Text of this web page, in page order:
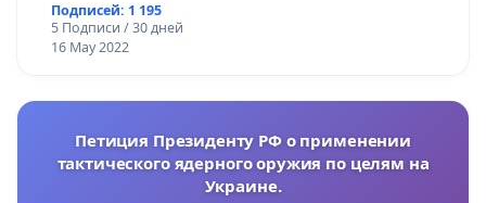
Подписей: 1 195
5 Подписи / 30 дней
16 May 2022
Петиция Президенту РФ о применении
тактического ядерного оружия по целям на
Украине.